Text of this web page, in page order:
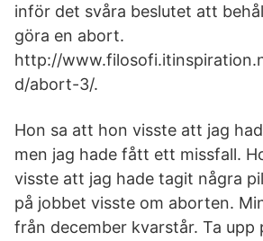
inför det svåra beslutet att
göra en abort.
http://
d/abort-3/.
Hon sa att hon visste att jag
men jag hade fått ett missfall.
visste att jag hade tagit några
på jobbet visste om aborten.
från december kvarstår. Ta